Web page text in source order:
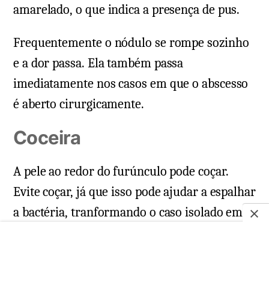
amarelado, o que indica a presença de pus.
Frequentemente o nódulo se rompe sozinho
e a dor passa. Ela também passa
imediatamente nos casos em que o abscesso
é aberto cirurgicamente.
Coceira
A pele ao redor do furúnculo pode coçar.
Evite coçar, já que isso pode ajudar a espalhar
a bactéria, tranformando o caso isolado em